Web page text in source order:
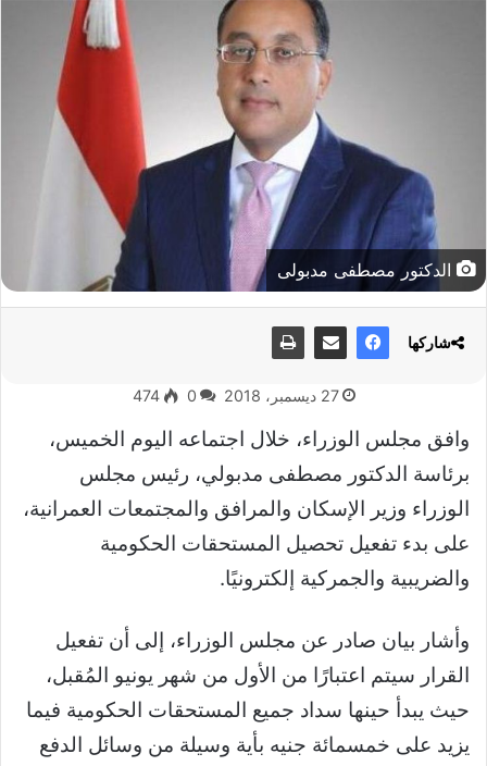
الدكتور مصطفى مدبولى
27 ديسمبر، 2018 0
474
وافق مجلس الوزراء، خلال اجتماعه اليوم الخميس،
برئاسة الدكتور مصطفى مدبولي، رئيس مجلس
الوزراء وزير الإسكان والمرافق والمجتمعات العمرانية،
على بدء تفعيل تحصيل المستحقات الحكومية
والضريبية والجمركية إلكترونيًا.
وأشار بيان صادر عن مجلس الوزراء، إلى أن تفعيل
القرار سيتم اعتبارًا من الأول من شهر يونيو المُقبل،
حيث يبدأ حينها سداد جميع المستحقات الحكومية فيما
يزيد على خمسمائة جنيه بأية وسيلة من وسائل الدفع
شاركها